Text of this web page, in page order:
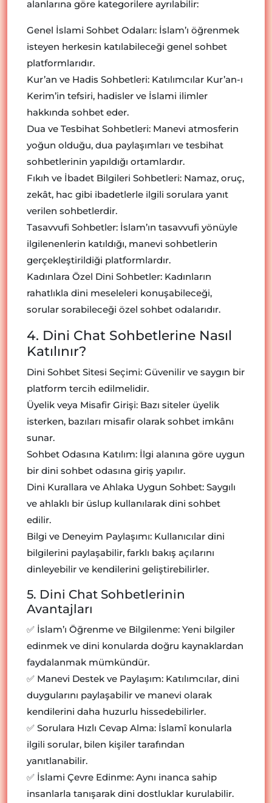
alanlarına göre kategorilere ayrılabilir:
Genel İslami Sohbet Odaları: İslam’ı öğrenmek
isteyen herkesin katılabileceği genel sohbet
platformlarıdır.
Kur’an ve Hadis Sohbetleri: Katılımcılar Kur’an-ı
Kerim’in tefsiri, hadisler ve İslami ilimler
hakkında sohbet eder.
Dua ve Tesbihat Sohbetleri: Manevi atmosferin
yoğun olduğu, dua paylaşımları ve tesbihat
sohbetlerinin yapıldığı ortamlardır.
Fıkıh ve İbadet Bilgileri Sohbetleri: Namaz, oruç,
zekât, hac gibi ibadetlerle ilgili sorulara yanıt
verilen sohbetlerdir.
Tasavvufi Sohbetler: İslam’ın tasavvufi yönüyle
ilgilenenlerin katıldığı, manevi sohbetlerin
gerçekleştirildiği platformlardır.
Kadınlara Özel Dini Sohbetler: Kadınların
rahatlıkla dini meseleleri konuşabileceği,
sorular sorabileceği özel sohbet odalarıdır.
4. Dini Chat Sohbetlerine Nasıl
Katılınır?
Dini Sohbet Sitesi Seçimi: Güvenilir ve saygın bir
platform tercih edilmelidir.
Üyelik veya Misafir Girişi: Bazı siteler üyelik
isterken, bazıları misafir olarak sohbet imkânı
sunar.
Sohbet Odasına Katılım: İlgi alanına göre uygun
bir dini sohbet odasına giriş yapılır.
Dini Kurallara ve Ahlaka Uygun Sohbet: Saygılı
ve ahlaklı bir üslup kullanılarak dini sohbet
edilir.
Bilgi ve Deneyim Paylaşımı: Kullanıcılar dini
bilgilerini paylaşabilir, farklı bakış açılarını
dinleyebilir ve kendilerini geliştirebilirler.
5. Dini Chat Sohbetlerinin
Avantajları
✅ İslam’ı Öğrenme ve Bilgilenme: Yeni bilgiler
edinmek ve dini konularda doğru kaynaklardan
faydalanmak mümkündür.
✅ Manevi Destek ve Paylaşım: Katılımcılar, dini
duygularını paylaşabilir ve manevi olarak
kendilerini daha huzurlu hissedebilirler.
✅ Sorulara Hızlı Cevap Alma: İslamî konularla
ilgili sorular, bilen kişiler tarafından
yanıtlanabilir.
✅ İslami Çevre Edinme: Aynı inanca sahip
insanlarla tanışarak dini dostluklar kurulabilir.